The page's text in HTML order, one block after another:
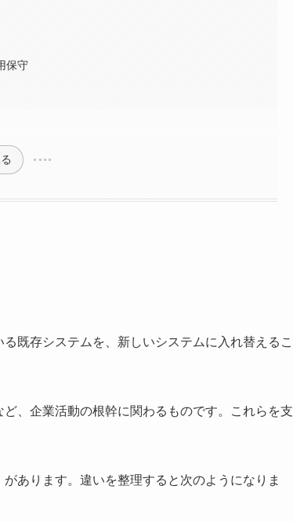
保守
既存システムを、新しいシステムに入れ替えるこ
、企業活動の根幹に関わるものです。これらを支
あります。違いを整理すると次のようになりま